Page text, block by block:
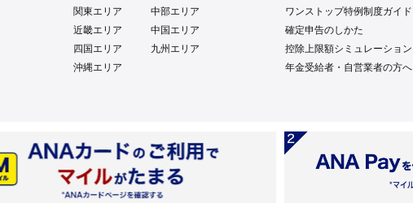
関東エリア
中部エリア
近畿エリア
中国エリア
四国エリア
九州エリア
沖縄エリア
ワンストップ特例制度ガイド
確定申告のしかた
控除上限額シミュレーション
年金受給者・自営業者の方へ